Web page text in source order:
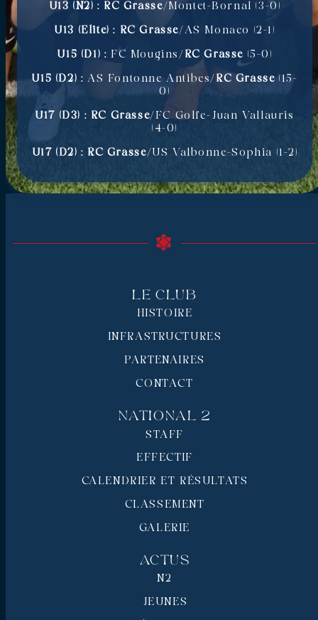
U13 (N2) : RC Grasse/Montet-Bornal (3-0)
U13 (Elite) : RC Grasse/AS Monaco (2-1)
U15 (D1) : FC Mougins/ RC Grasse (5-0)
U15 (D2) : AS Fontonne Antibes/ RC Grasse (15-
0)
U17 (D3) : RC Grasse/FC Golfe-Juan Vallauris
(4-0)
U17 (D2) : RC Grasse/US Valbonne-Sophia (1-2)
Le Club
HISTOIRE
INFRASTRUCTURES
PARTENAIRES
CONTACT
National 2
STAFF
EFFECTIF
CALENDRIER ET RÉSULTATS
CLASSEMENT
GALERIE
Actus
N2
JEUNES